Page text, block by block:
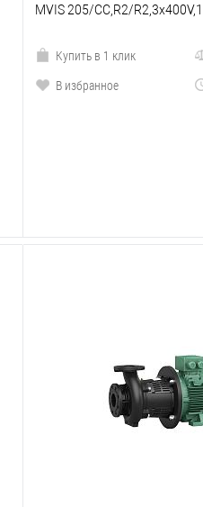
MVIS 205/CC,R2/
Купить в 1 клик
В избранное